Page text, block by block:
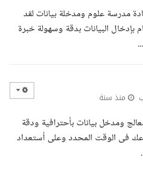
مدرسة علوم ومدخلة بيانات لقد
البيانات بدقة وسهولة خبرة
منذ سنة
ومدخل بيانات بأحترافية ودقة
فى الوقت المحدد وعلى أستعداد